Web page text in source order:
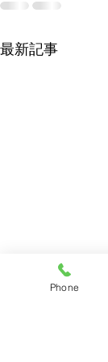
最新記事
Phone